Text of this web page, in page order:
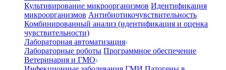
Культивирование микроорганизмов Идентификация
микроорганизмов Антибиотикочувствительность
Комбинированный анализ (идентификация и оценка
чувствительности)
Лабораторная автоматизация
Лабораторные роботы Программное обеспечение
Ветеринария и ГМО